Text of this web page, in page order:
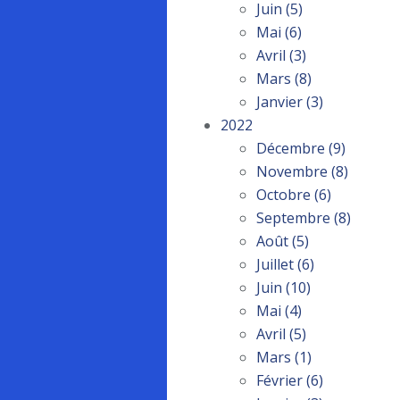
Juin (5)
Mai (6)
Avril (3)
Mars (8)
Janvier(3)
2022
Décembre (9)
Novembre (8)
Octobre (6)
Septembre (8)
Août(5)
Juillet(6)
Juin (10)
Mai (4)
Avril (5)
Mars (1)
Février(6)